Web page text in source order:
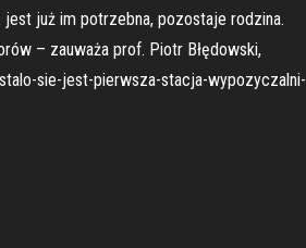
już im potrzebna, pozostaje rodzina.
– zauważa prof. Piotr Błędowski,
sie-jest-pierwsza-stacja-wypozyczalni-